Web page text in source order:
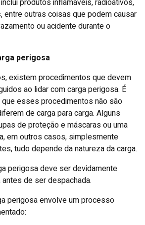
produtos inflamáveis, radioativos,
outras coisas que podem causar
ou acidente durante o
perigosa
existem procedimentos que devem
ao lidar com carga perigosa. É
esses procedimentos não são
de carga para carga. Alguns
de proteção e máscaras ou uma
em outros casos, simplesmente
tudo depende da natureza da carga.
perigosa deve ser devidamente
de ser despachada.
perigosa envolve um processo